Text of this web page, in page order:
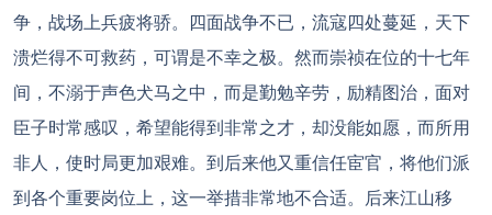
争，战场上兵疲将骄。四面战争不已，流寇四处蔓延，天下
溃烂得不可救药，可谓是不幸之极。然而崇祯在位的十七年
间，不溺于声色犬马之中，而是勤勉辛劳，励精图治，面对
臣子时常感叹，希望能得到非常之才，却没能如愿，而所用
非人，使时局更加艰难。到后来他又重信任宦官，将他们派
到各个重要岗位上，这一举措非常地不合适。后来江山移